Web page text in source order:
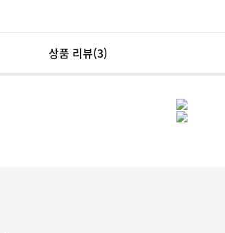
상품 리뷰(3)